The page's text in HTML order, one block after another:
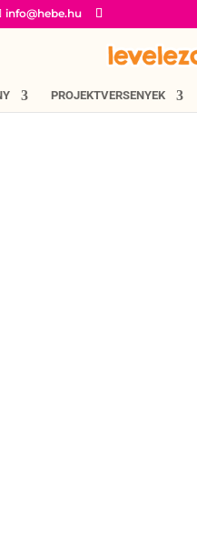
info@hebe.hu
PROJEKTVERSENYEK